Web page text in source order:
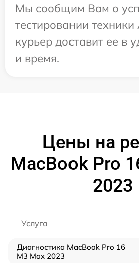
Мы сообщим Вам о
тестировании техники
курьер доставит ее в
и время.
Цены на
MacBook Pro
2023
Услуга
Диагностика MacBook Pro 16
M3 Max 2023